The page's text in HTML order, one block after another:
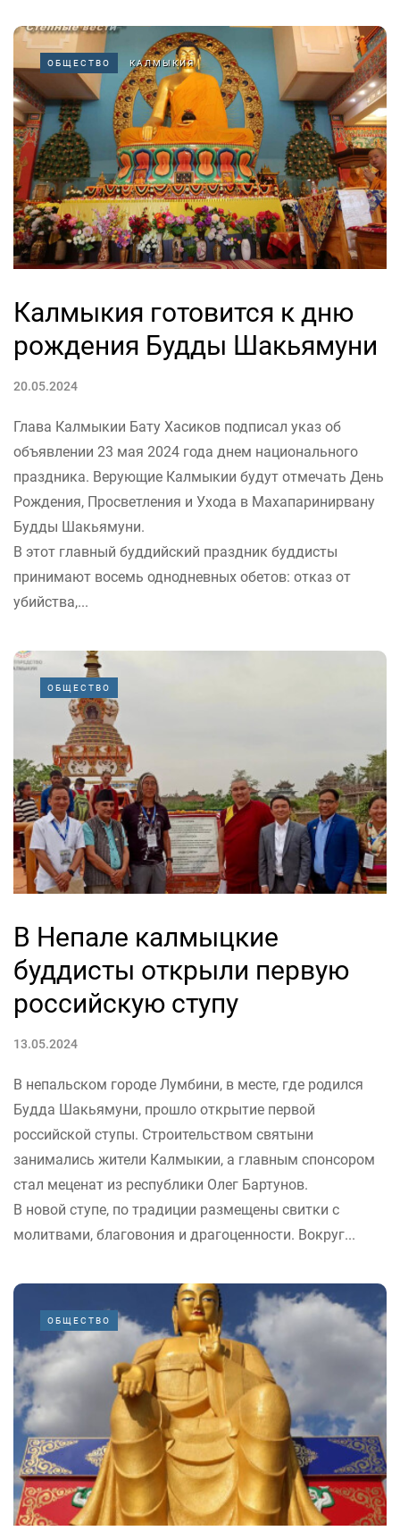
ОБЩЕСТВО КАЛМЫКИЯ
Калмыкия готовится к дню
рождения Будды Шакьямуни
20.05.2024
Глава Калмыкии Бату Хасиков подписал указ об
объявлении 23 мая 2024 года днем национального
праздника. Верующие Калмыкии будут отмечать День
Рождения, Просветления и Ухода в Махапаринирвану
Будды Шакьямуни.
В этот главный буддийский праздник буддисты
принимают восемь однодневных обетов: отказ от
убийства,...
ОБЩЕСТВО
В Непале калмыцкие
буддисты открыли первую
российскую ступу
13.05.2024
В непальском городе Лумбини, в месте, где родился
Будда Шакьямуни, прошло открытие первой
российской ступы. Строительством святыни
занимались жители Калмыкии, а главным спонсором
стал меценат из республики Олег Бартунов.
В новой ступе, по традиции размещены свитки с
молитвами, благовония и драгоценности. Вокруг...
ОБЩЕСТВО